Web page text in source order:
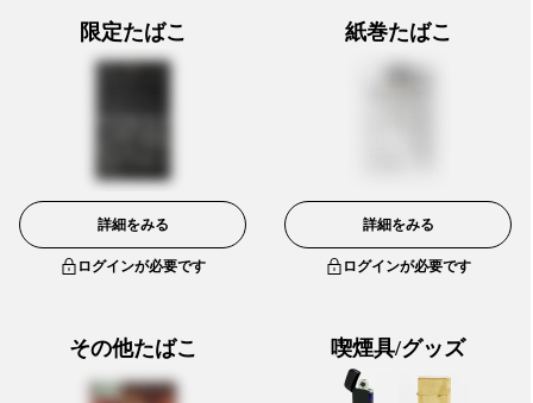
限定たばこ
詳細をみる
ログインが必要です
紙巻たばこ
詳細をみる
ログインが必要です
その他たばこ 喫煙具/グッズ